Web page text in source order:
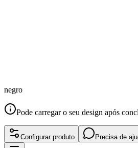
negro
Pode carregar o seu design após
Configurar produto Precisa de